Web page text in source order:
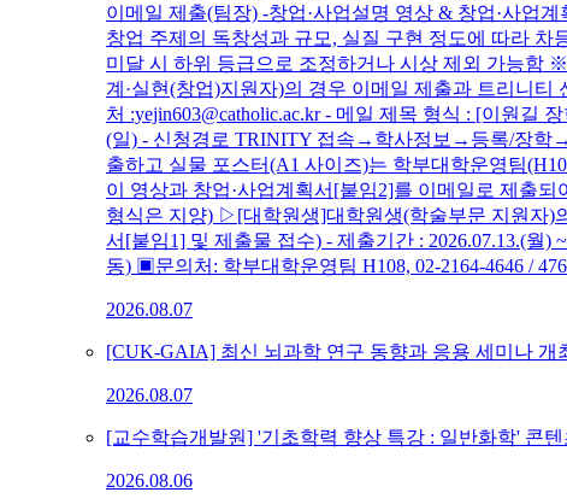
이메일 제출(팀장) -창업·사업설명 영상 & 창업·사
창업 주제의 독창성과 규모, 실질 구현 정도에 따라
미달 시 하위 등급으로 조정하거나 시상 제외 가능
계·실현(창업)지원자)의 경우 이메일 제출과 트리니티
처 :yejin603@catholic.ac.kr - 메일 제목 형식 : [이원길
(일) - 신청경로 TRINITY 접속→학사정보→등록/장학
출하고 실물 포스터(A1 사이즈)는 학부대학운영팀
이 영상과 창업·사업계획서[붙임2]를 이메일로 제출
형식은 지양) ▷[대학원생]대학원생(학술부문 지원자)
서[붙임1] 및 제출물 접수) - 제출기간 : 2026.07.13.(월)
동) ▣문의처: 학부대학운영팀 H108, 02-2164-4646 /
2026.08.07
[CUK-GAIA] 최신 뇌과학 연구 동향과 응용 세미나 개
2026.08.07
[교수학습개발원] '기초학력 향상 특강 : 일반화학' 콘
2026.08.06